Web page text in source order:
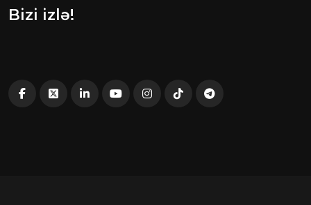
Bizi izlə!